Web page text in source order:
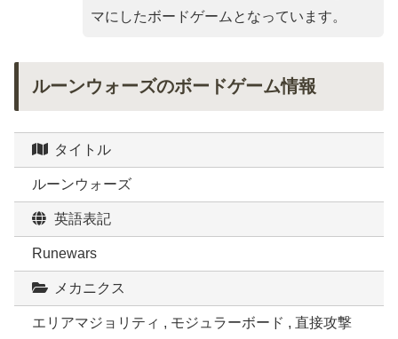
マにしたボードゲームとなっています。
ルーンウォーズのボードゲーム情報
タイトル
ルーンウォーズ
英語表記
Runewars
メカニクス
エリアマジョリティ , モジュラーボード , 直接攻撃